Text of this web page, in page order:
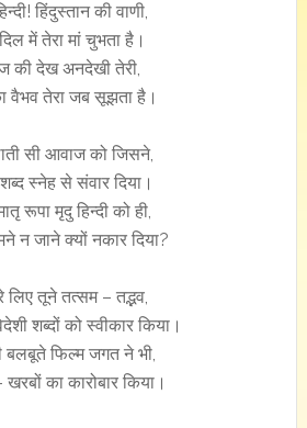
हिंदुस्तान की वाणी,
दिल में तेरा मां चुभता है।
की देख अनदेखी तेरी,
वैभव तेरा जब सूझता है।
सी आवाज को जिसने,
स्नेह से संवार दिया।
रूपा मृदु हिन्दी को ही,
न जाने क्यों नकार दिया?
लिए तूने तत्सम – तद्भव,
शब्दों को स्वीकार किया।
बलबूते फिल्म जगत ने भी,
खरबों का कारोबार किया।